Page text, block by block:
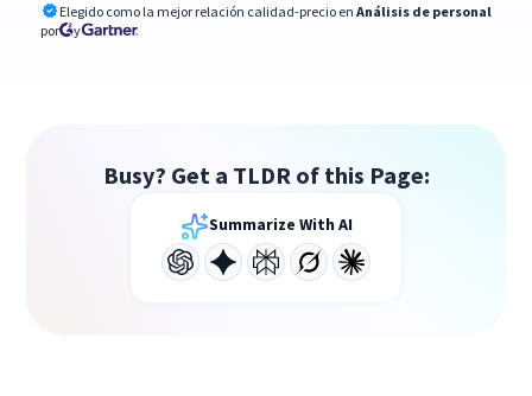
Elegido como la mejor relación calidad-precio en Análisis de personal
por
y
Busy? Get a TLDR of this Page:
Summarize With AI